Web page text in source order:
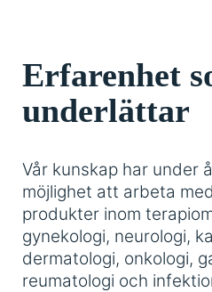
Erfarenhet
underlättar
Vår kunskap har under
möjlighet att arbeta
produkter inom
gynekologi, neurologi,
dermatologi, onkologi,
reumatologi och